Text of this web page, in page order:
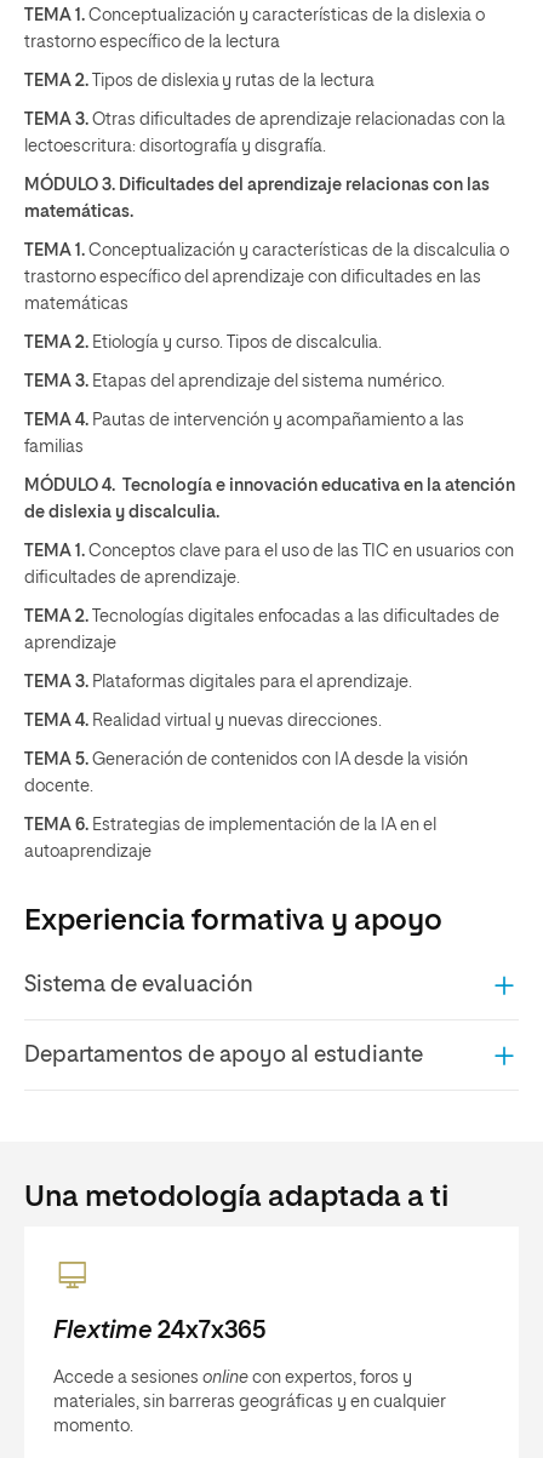
TEMA 1. Conceptualización y características de la dislexia o
trastorno específico de la lectura
TEMA 2. Tipos de dislexia y rutas de la lectura
TEMA 3. Otras dificultades de aprendizaje relacionadas con la
lectoescritura: disortografía y disgrafía.
MÓDULO 3. Dificultades del aprendizaje relacionas con las
matemáticas.
TEMA 1. Conceptualización y características de la discalculia o
trastorno específico del aprendizaje con dificultades en las
matemáticas
TEMA 2. Etiología y curso. Tipos de discalculia.
TEMA 3. Etapas del aprendizaje del sistema numérico.
TEMA 4. Pautas de intervención y acompañamiento a las
familias
MÓDULO 4. Tecnología e innovación educativa en la atención
de dislexia y discalculia.
TEMA 1. Conceptos clave para el uso de las TIC en usuarios con
dificultades de aprendizaje.
TEMA 2. Tecnologías digitales enfocadas a las dificultades de
aprendizaje
TEMA 3. Plataformas digitales para el aprendizaje.
TEMA 4. Realidad virtual y nuevas direcciones.
TEMA 5. Generación de contenidos con IA desde la visión
docente.
TEMA 6. Estrategias de implementación de la IA en el
autoaprendizaje
Experiencia formativa y apoyo
Sistema de evaluación
Departamentos de apoyo al estudiante
Una metodología adaptada a ti
Flextime 24x7x365
Accede a sesiones online con expertos, foros y
materiales, sin barreras geográficas y en cualquier
momento.